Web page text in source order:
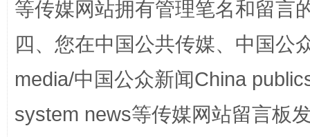
等传媒网站拥有管理笔名和留言
四、您在中国公共传媒、中国公
media/中国公众新闻China
system news等传媒网站留言板